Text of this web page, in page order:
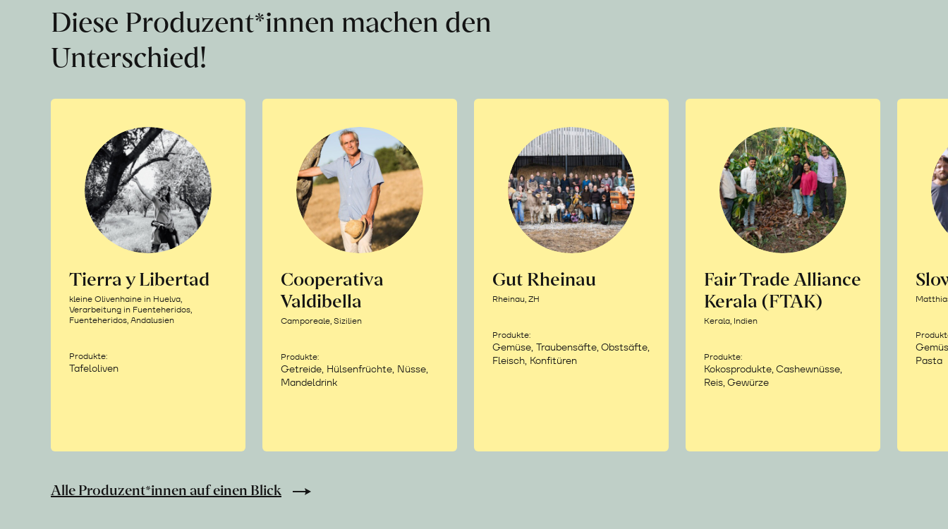
Diese Produzent*innen machen den
Unterschied!
Tierra y Libertad
kleine Olivenhaine in Huelva,
Verarbeitung in Fuenteheridos,
Fuenteheridos, Andalusien
Produkte:
Tafeloliven
Cooperativa
Valdibella
Camporeale, Sizilien
Produkte:
Getreide, Hülsenfrüchte, Nüsse,
Mandeldrink
Gut Rheinau
Rheinau, ZH
Produkte:
Gemüse, Traubensäfte, Obstsäfte,
Fleisch, Konfitüren
Fair Trade Alliance
Kerala (FTAK)
Kerala, Indien
Produkte:
Kokosprodukte, Cashewnüsse,
Reis, Gewürze
Pasta
Alle Produzent*innen auf einen Blick